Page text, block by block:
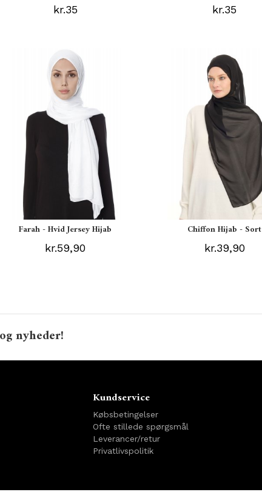
kr.35 kr.35
Farah - Hvid Jersey Hijab
kr.59,90
Chiffon Hijab - Sort
kr.39,90
nyheder!
Kundservice
Købsbetingelser
Ofte stillede spørgsmål
Leverancer/retur
Privatlivspolitik